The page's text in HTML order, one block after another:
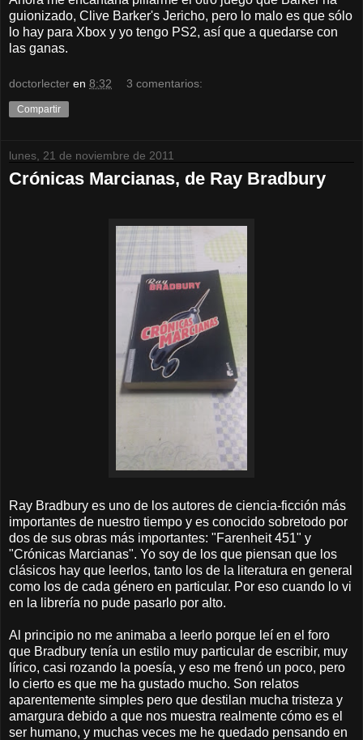
guionizado, Clive Barker's Jericho, pero lo malo es que sólo
lo hay para Xbox y yo tengo PS2, así que a quedarse con
las ganas.
doctorlecter en 8:32 3 comentarios:
Compartir
lunes, 21 de noviembre de 2011
Crónicas Marcianas, de Ray Bradbury
Ray Bradbury es uno de los autores de ciencia-ficción más
importantes de nuestro tiempo y es conocido sobretodo por
dos de sus obras más importantes: "Farenheit 451" y
"Crónicas Marcianas". Yo soy de los que piensan que los
clásicos hay que leerlos, tanto los de la literatura en general
como los de cada género en particular. Por eso cuando lo vi
en la librería no pude pasarlo por alto.
Al principio no me animaba a leerlo porque leí en el foro
que Bradbury tenía un estilo muy particular de escribir, muy
lírico, casi rozando la poesía, y eso me frenó un poco, pero
lo cierto es que me ha gustado mucho. Son relatos
aparentemente simples pero que destilan mucha tristeza y
amargura debido a que nos muestra realmente cómo es el
ser humano, y muchas veces me he quedado pensando en